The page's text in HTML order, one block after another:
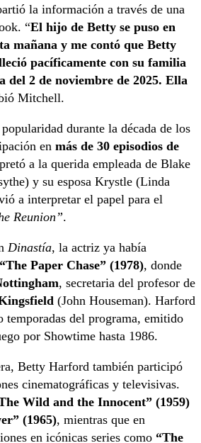
la información a través de una
“El hijo de Betty se puso en
mañana y me contó que Betty
pacíficamente con su familia
del 2 de noviembre de 2025. Ella
Mitchell.
durante la década de los
en más de 30 episodios de
a la querida empleada de Blake
y su esposa Krystle (Linda
a interpretar el papel para el
Reunion”.
Dinastía, la actriz ya había
“The Paper Chase” (1978), donde
, secretaria del profesor de
(John Houseman). Harford
temporadas del programa, emitido
por Showtime hasta 1986.
Betty Harford también participó
cinematográficas y televisivas.
Wild and the Innocent” (1959)
(1965), mientras que en
en icónicas series como “The